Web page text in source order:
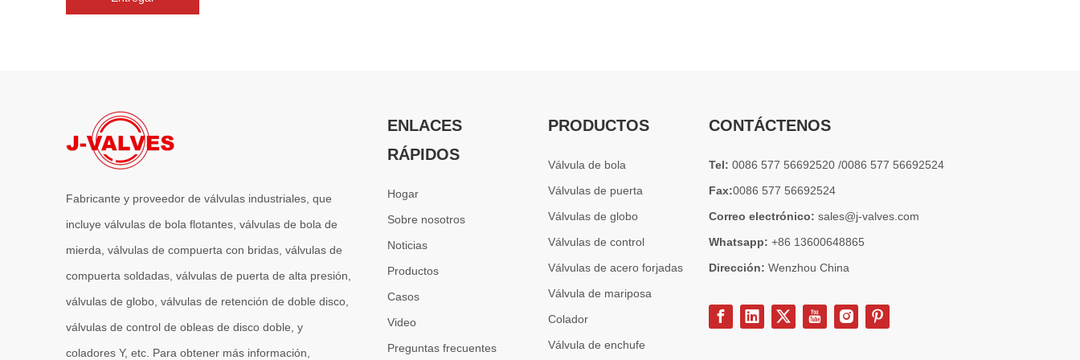
Las válvulas de compuerta son una de las válvulas de
Fabricante y proveedor de válvulas industriales, que
incluye válvulas de bola flotantes, válvulas de bola de
mierda, válvulas de compuerta con bridas, válvulas de
compuerta soldadas, válvulas de puerta de alta presión,
válvulas de globo, válvulas de retención de doble disco,
válvulas de control de obleas de disco doble, y
coladores Y, etc. Para obtener más información,
ENLACES
RÁPIDOS
Hogar
Sobre nosotros
Noticias
Productos
Casos
Video
Preguntas frecuentes
PRODUCTOS
Válvula de bola
Válvulas de puerta
Válvulas de globo
Válvulas de control
Válvulas de acero forjadas
Válvula de mariposa
Colador
Válvula de enchufe
CONTÁCTENOS
Tel: 0086 577 56692520 /0086 577 56692524
Fax:0086 577 56692524
Correo electrónico: sales@j-valves.com
Whatsapp: +86 13600648865
Dirección: Wenzhou China